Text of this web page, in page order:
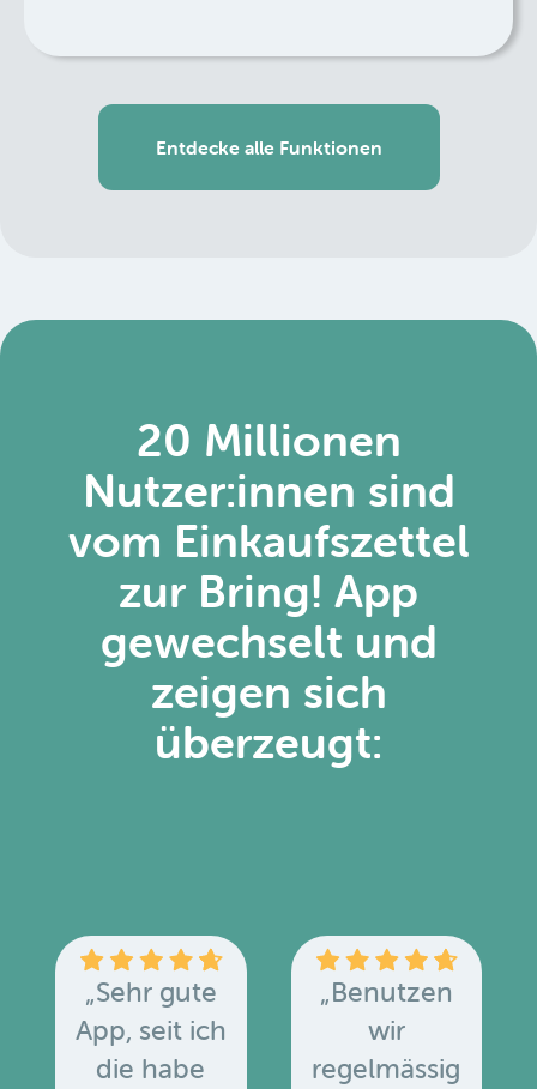
Entdecke alle Funktionen
20 Millionen
Nutzer:innen sind
vom Einkaufszettel
zur Bring! App
gewechselt und
zeigen sich
überzeugt:
„Sehr gute
App, seit ich
die habe
„Benutzen
wir
regelmässig